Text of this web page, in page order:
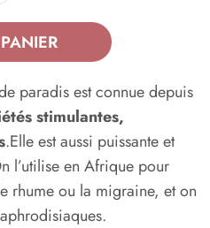
paradis est connue depuis
stimulantes,
.Elle est aussi puissante et
l’utilise en Afrique pour
rhume ou la migraine, et on